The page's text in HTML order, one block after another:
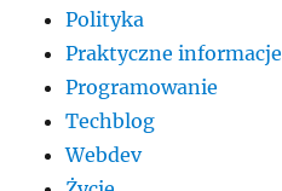
Polityka
Praktyczne informacje
Programowanie
Techblog
Webdev